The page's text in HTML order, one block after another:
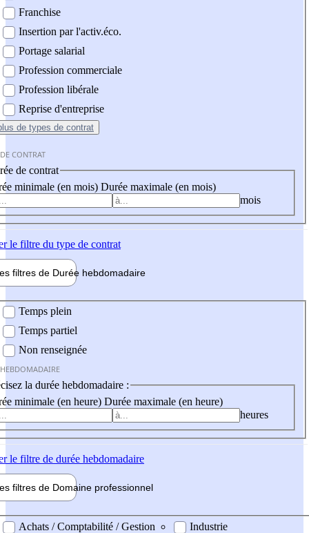
Franchise
Insertion par l'activ.éco.
Portage salarial
Profession commerciale
Profession libérale
Reprise d'entreprise
de types de contrat
CONTRAT
de contrat
minimale (en mois) Durée maximale (en mois)
mois
le filtre du type de contrat
filtres de Durée hebdomadaire
Temps plein
Temps partiel
Non renseignée
la durée hebdomadaire :
minimale (en heure) Durée maximale (en heure)
heures
le filtre de durée hebdomadaire
filtres de Domaine professionnel
professionel
Achats / Comptabilité / Gestion
Industrie